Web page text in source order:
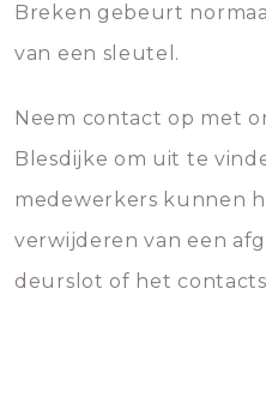
Breken gebeurt
van een sleutel.
Neem contact op met
Blesdijke om uit te
medewerkers kunnen
verwijderen van een
deurslot of het